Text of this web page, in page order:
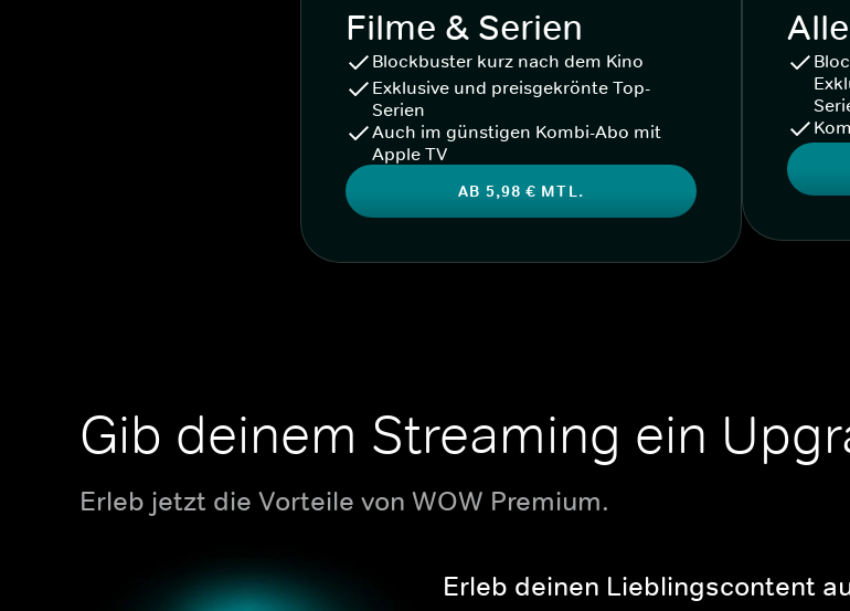
Filme & Serien
Blockbuster kurz nach dem Kino
Exklusive und preisgekrönte Top-
Serien
Auch im günstigen Kombi-Abo mit
Apple TV
AB 5,98 € MTL.
Gib deinem Streaming ein
Erleb jetzt die Vorteile von WOW Premium.
Erleb deinen Lieblingscontent